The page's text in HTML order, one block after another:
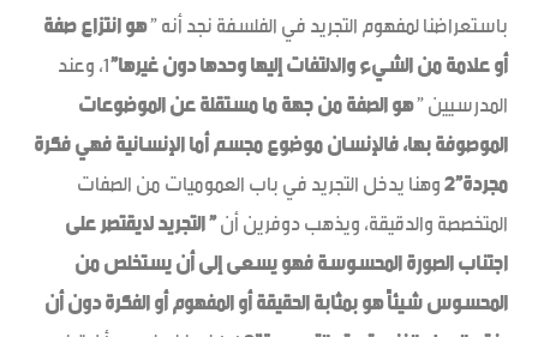
باستعراضنا لمفهوم التجريد في الفلسفة نجد أنه ”هو انتزاع صفة
أو علامة من الشيء والالتفات إليها وحدها دون غيرها”1، وعند
المدرسيين ”هو الصفة من جهة ما مستقلة عن الموضوعات
الموصوفة بها، فالإنسان موضوع مجسم أما الإنسانية فهي فكرة
مجردة”2 وهنا يدخل التجريد في باب العموميات من الصفات
المتخصصة والدقيقة، ويذهب دوفرين أن” التجريد لايقتصر على
اجتناب الصورة المحسوسة فهو يسعى إلى أن يستخلص من
المحسوس شيئاً هو بمثابة الحقيقة أو المفهوم أو الفكرة دون أن